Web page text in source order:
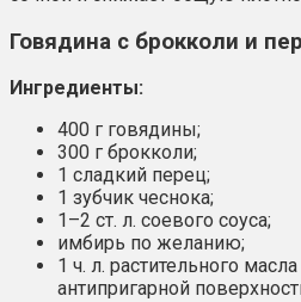
Говядина с брокколи и
Ингредиенты:
400 г говядины;
300 г брокколи;
1 сладкий перец;
1 зубчик чеснока;
1–2 ст. л. соевого соуса;
имбирь по желанию;
1 ч. л. растительного
антипригарной